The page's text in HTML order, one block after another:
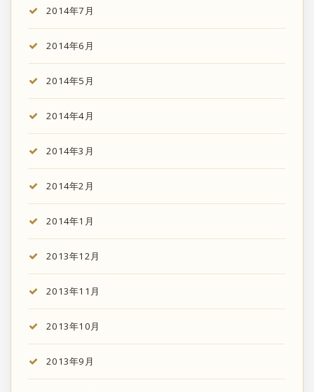
2014年7月
2014年6月
2014年5月
2014年4月
2014年3月
2014年2月
2014年1月
2013年12月
2013年11月
2013年10月
2013年9月